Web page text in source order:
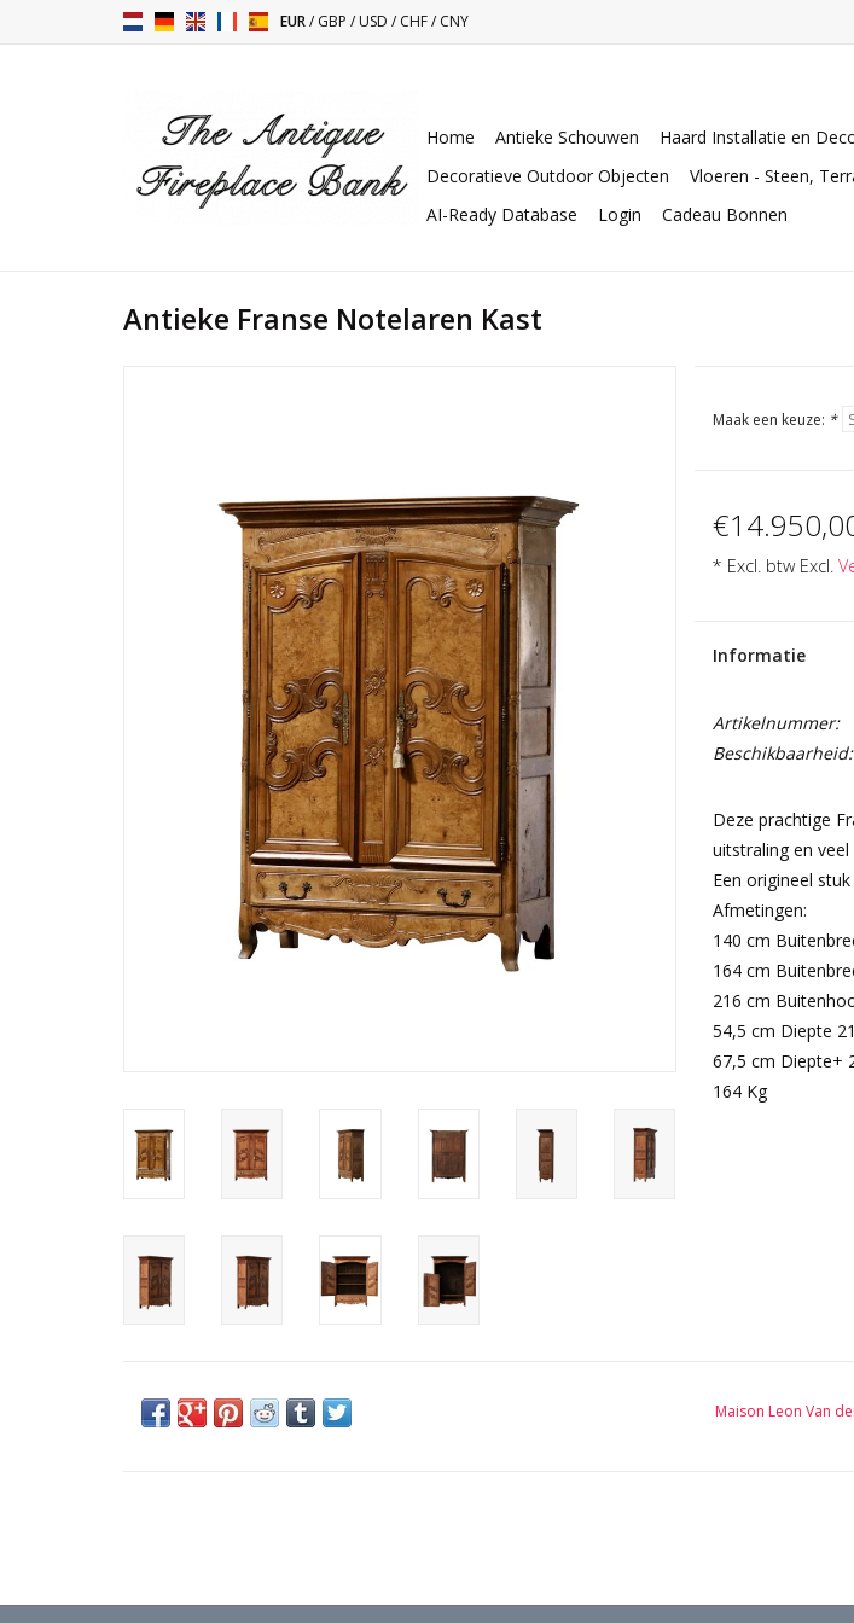
EUR/GBP /USD /CHF/CNY
Home Antieke Schouwen Haard Installatie en
Decoratieve Outdoor Objecten
Vloeren - Steen,
AI-Ready Database
Login Cadeau Bonnen
Antieke Franse Notelaren Kast
Maak een keuze: *
* Excl. btw Excl.
Informatie
Artikelnummer:
Beschikbaarheid:
Deze prachtige
uitstraling en veel
Een origineel
Afmetingen:
140 cm
164 cm
216 cm
54,5 cm Diepte
67,5 cm Diepte+
164 Kg
Maison Leon Van